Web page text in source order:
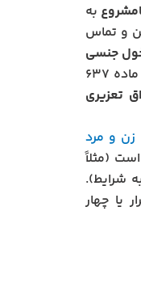
به
و تماس
جنسی
. این رفتارها مشمول ماده ۶۳۷
زن و مرد
است (مثلاً
شرایط).
یا چهار